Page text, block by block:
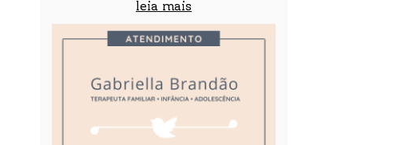
leia mais